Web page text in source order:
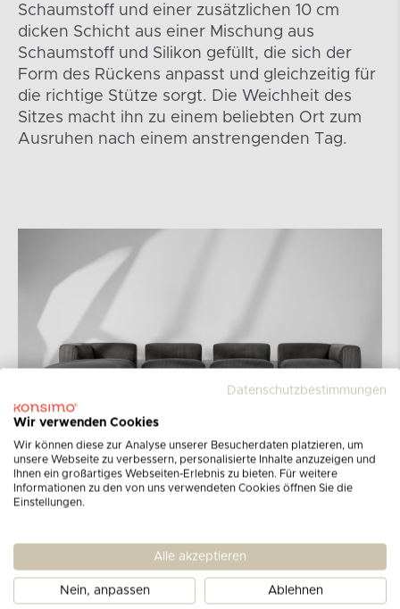
Schaumstoff und einer zusätzlichen 10 cm
dicken Schicht aus einer Mischung aus
Schaumstoff und Silikon gefüllt, die sich der
Form des Rückens anpasst und gleichzeitig für
die richtige Stütze sorgt. Die Weichheit des
Sitzes macht ihn zu einem beliebten Ort zum
Ausruhen nach einem anstrengenden Tag.
Die Kollektion der modularen Sofas und
Ecksofas und Sessel betont nicht nur
Datenschutzbestimmungen
Wir verwenden Cookies
Wir können diese zur Analyse unserer Besucherdaten platzieren, um
unsere Webseite zu verbessern, personalisierte Inhalte anzuzeigen und
Ihnen ein großartiges Webseiten-Erlebnis zu bieten. Für weitere
Informationen zu den von uns verwendeten Cookies öffnen Sie die
Einstellungen.
Alle akzeptieren
Nein, anpassen Ablehnen